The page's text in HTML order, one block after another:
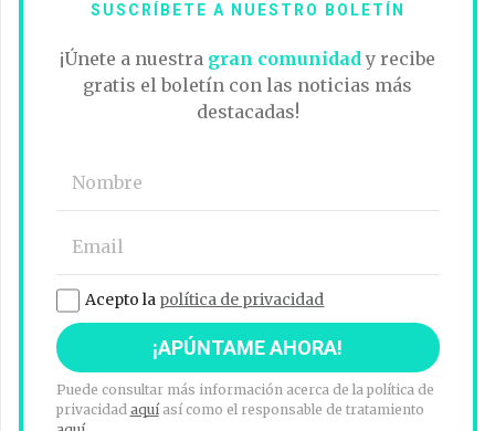
SUSCRÍBETE A NUESTRO BOLETÍN
¡Únete a nuestra gran comunidady recibe
gratis el boletín con las noticias más
destacadas!
Acepto la política de privacidad
Puede consultar más información acerca de la política de
privacidad aquíasí como el responsable de tratamiento